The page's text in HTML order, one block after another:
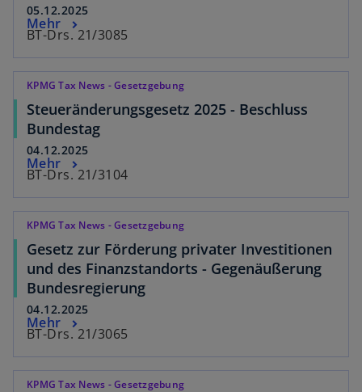
05.12.2025
BT-Drs. 21/3085
Mehr
KPMG Tax News - Gesetzgebung
Steueränderungsgesetz 2025 - Beschluss
Bundestag
04.12.2025
BT-Drs. 21/3104
Mehr
KPMG Tax News - Gesetzgebung
Gesetz zur Förderung privater Investitionen
und des Finanzstandorts - Gegenäußerung
Bundesregierung
04.12.2025
BT-Drs. 21/3065
Mehr
KPMG Tax News - Gesetzgebung